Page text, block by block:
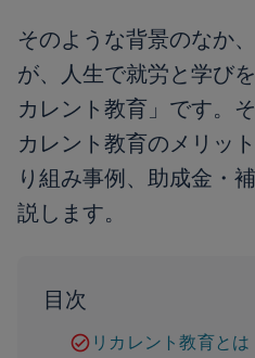
そのような背景のなか
が、人生で就労と学び
カレント教育」です。
カレント教育のメリッ
り組み事例、助成金・
説します。
目次
リカレント教育とは